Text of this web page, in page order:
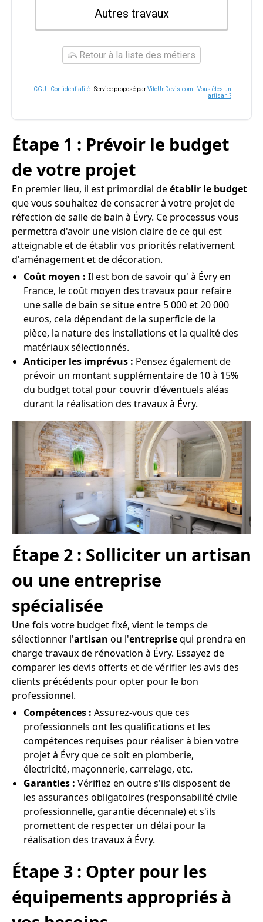
Autres travaux
Retour à la liste des métiers
CGU - Confidentialité- Service proposé parViteUnDevis.com -Vous êtes un
artisan ?
Étape 1 : Prévoir le budget
de votre projet
En premier lieu, il est primordial deétablir le budget
que vous souhaitez de consacrer à votre projet de
réfection de salle de bain à Évry. Ce processus vous
permettra d'avoir une vision claire de ce qui est
atteignable et de établir vos priorités relativement
d'aménagement et de décoration.
Coût moyen : Il est bon de savoir qu' à Évry en
France, le coût moyen des travaux pour refaire
une salle de bain se situe entre 5 000 et 20 000
euros, cela dépendant de la superficie de la
pièce, la nature des installations et la qualité des
matériaux sélectionnés.
Anticiper les imprévus : Pensez également de
prévoir un montant supplémentaire de 10 à 15%
du budget total pour couvrir d'éventuels aléas
durant la réalisation des travaux à Évry.
Étape 2 : Solliciter un artisan
ou une entreprise
spécialisée
Une fois votre budget fixé, vient le temps de
sélectionner l'artisan ou l'entreprisequi prendra en
charge travaux de rénovation à Évry. Essayez de
comparer les devis offerts et de vérifier les avis des
clients précédents pour opter pour le bon
professionnel.
Compétences : Assurez-vous que ces
professionnels ont les qualifications et les
compétences requises pour réaliser à bien votre
projet à Évry que ce soit en plomberie,
électricité, maçonnerie, carrelage, etc.
Garanties : Vérifiez en outre s'ils disposent de
les assurances obligatoires (responsabilité civile
professionnelle, garantie décennale) et s'ils
promettent de respecter un délai pour la
réalisation des travaux à Évry.
Étape 3 : Opter pour les
équipements appropriés à